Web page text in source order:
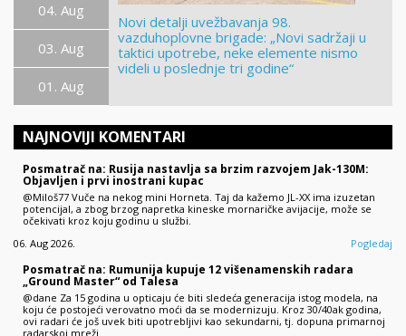
04. Aug
03. Aug
01. Aug
Novi detalji uvežbavanja 98.
vazduhoplovne brigade: „Novi sadržaji u
taktici upotrebe, neke elemente nismo
videli u poslednje tri godine“
NAJNOVIJI KOMENTARI
Posmatrač na: Rusija nastavlja sa brzim razvojem Jak-130M:
Objavljen i prvi inostrani kupac
@Miloš77 Vuče na nekog mini Horneta. Taj da kažemo JL-XX ima izuzetan
potencijal, a zbog brzog napretka kineske mornaričke avijacije, može se
očekivati kroz koju godinu u službi.
06. Aug 2026.
Pogledaj
Posmatrač na: Rumunija kupuje 12 višenamenskih radara
„Ground Master“ od Talesa
@dane Za 15 godina u opticaju će biti sledeća generacija istog modela, na
koju će postojeći verovatno moći da se modernizuju. Kroz 30/40ak godina,
ovi radari će još uvek biti upotrebljivi kao sekundarni, tj. dopuna primarnoj
radarskoj mreži.